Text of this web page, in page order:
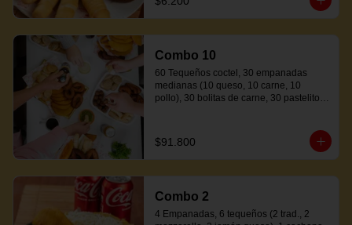
Combo 10
60 Tequeños coctel, 30 empanadas
medianas (10 queso, 10 carne, 10
pollo), 30 bolitas de carne, 30 pastelitos
$91.800
Combo 2
4 Empanadas, 6 tequeños (2 trad., 2